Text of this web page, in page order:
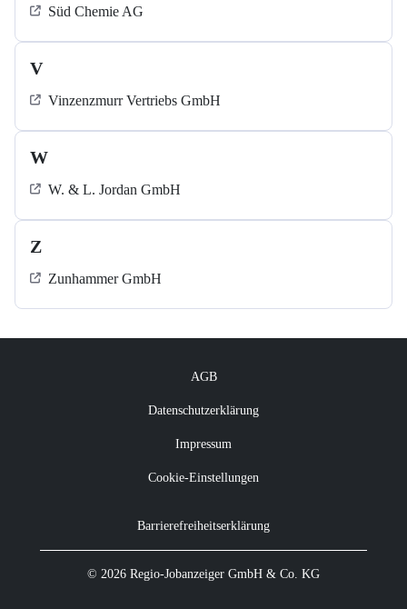
Süd Chemie AG
V
Vinzenzmurr Vertriebs GmbH
W
W. & L. Jordan GmbH
Z
Zunhammer GmbH
AGB
Datenschutzerklärung
Impressum
Cookie-Einstellungen
Barrierefreiheitserklärung
© 2026 Regio-Jobanzeiger GmbH & Co. KG